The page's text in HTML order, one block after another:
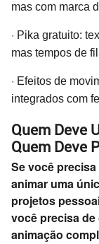
mas com marca
· Pika gratuito:
mas tempos de
· Efeitos de
integrados com
Quem Deve
Quem Deve
Se você
animar uma
projetos
você precisa
animação